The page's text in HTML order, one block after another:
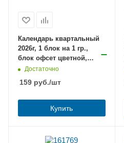
Календарь квартальный
2026г, 1 блок на 1 гр.,
блок офсет цветной,
Люкс, Россия, с бегун.,
Достаточно
159 руб./шт
Купить